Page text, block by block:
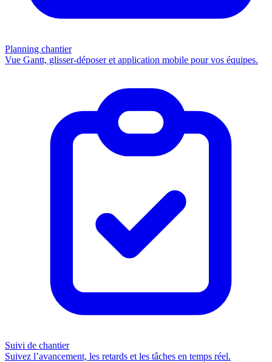
Planning chantier
Vue Gantt, glisser-déposer et application mobile pour vos équipes.
Suivi de chantier
Suivez l’avancement, les retards et les tâches en temps réel.